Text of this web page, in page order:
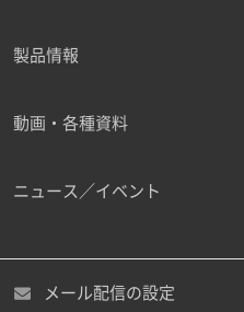
ご勤務先
職種
製品情報
動画・各種資料
ニュース／イベント
メール配信の設定